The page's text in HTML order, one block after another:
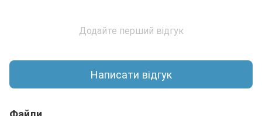
Додайте перший відгук
Написати відгук